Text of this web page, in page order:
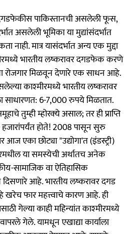
दगडफेकीस पाकिस्तानची असलेली फूस,
असलेली भूमिका या मुद्यांसंदर्भात
नाही. मात्र यासंदर्भात अन्य एक मुद्दा
भारतीय लष्करावर दगडफेक करणे
रोजगार मिळवून देणारे एक साधन आहे.
काश्‍मीरमध्ये भारतीय लष्करावर
साधारणत: 6-7,000 रुपये मिळतात.
तुम्ही म्होरक्‍ये असाल; तर ही प्राप्ति
होते! 2008 पासून सुरु
एका छोट्या "उद्योगा'त (इंडस्ट्री)
या समस्येची अर्थातच अनेक
सामाजिक वा ऐतिहासिक
आहे. भारतीय लष्करावर दगड
फार महत्त्वाचे कारण आहे. ही
गेल्या काही महिन्यांत काश्‍मीरमध्ये
गेले. यामधून एखाद्या कार्याला